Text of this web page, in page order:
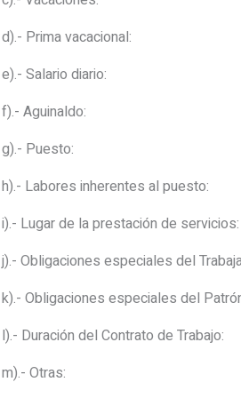
d).- Prima vacacional:
e).- Salario diario:
f).- Aguinaldo:
g).- Puesto:
h).- Labores inherentes al
i).- Lugar de la prestación de
j).- Obligaciones especiales del
k).- Obligaciones especiales
l).- Duración del Contrato de
m).- Otras: